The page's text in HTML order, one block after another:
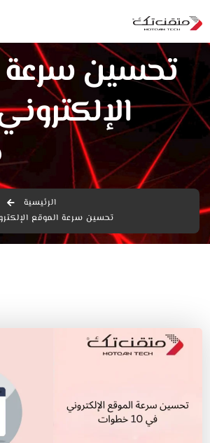
تحسين سرعة
الرئيسية
تحسين سرعة الموقع الإلكتروني